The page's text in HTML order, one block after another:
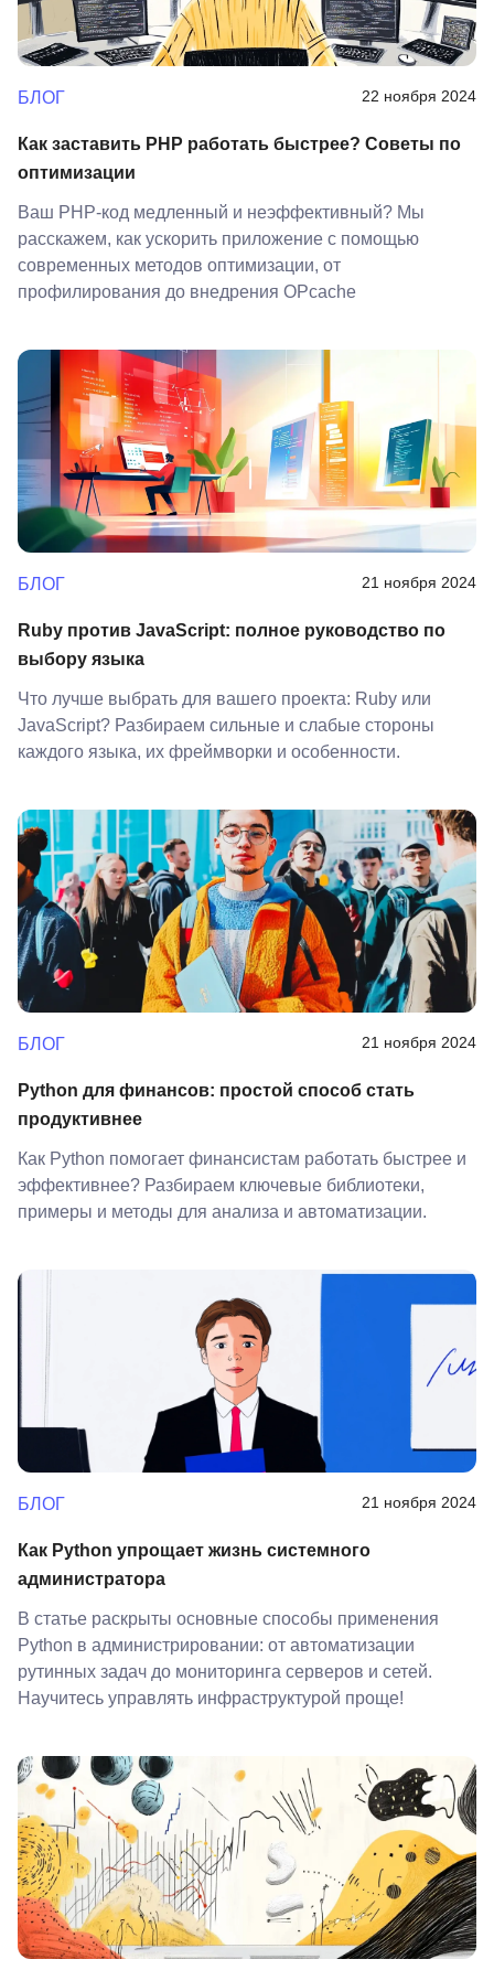
БЛОГ 22 ноября 2024
Как заставить PHP работать быстрее? Советы по
оптимизации
Ваш PHP-код медленный и неэффективный? Мы
расскажем, как ускорить приложение с помощью
современных методов оптимизации, от
профилирования до внедрения OPcache
БЛОГ 21 ноября 2024
Ruby против JavaScript: полное руководство по
выбору языка
Что лучше выбрать для вашего проекта: Ruby или
JavaScript? Разбираем сильные и слабые стороны
каждого языка, их фреймворки и особенности.
БЛОГ 21 ноября 2024
Python для финансов: простой способ стать
продуктивнее
Как Python помогает финансистам работать быстрее и
эффективнее? Разбираем ключевые библиотеки,
примеры и методы для анализа и автоматизации.
БЛОГ 21 ноября 2024
Как Python упрощает жизнь системного
администратора
В статье раскрыты основные способы применения
Python в администрировании: от автоматизации
рутинных задач до мониторинга серверов и сетей.
Научитесь управлять инфраструктурой проще!